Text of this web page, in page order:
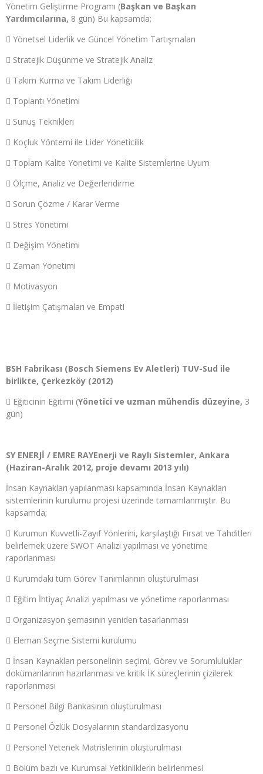
Yönetim Geliştirme Programı (Başkan ve Başkan
Yardımcılarına, 8 gün) Bu kapsamda;
 Yönetsel Liderlik ve Güncel Yönetim Tartışmaları
 Stratejik Düşünme ve Stratejik Analiz
 Takım Kurma ve Takım Liderliği
 Toplantı Yönetimi
 Sunuş Teknikleri
 Koçluk Yöntemi ile Lider Yöneticilik
 Toplam Kalite Yönetimi ve Kalite Sistemlerine Uyum
 Ölçme, Analiz ve Değerlendirme
 Sorun Çözme / Karar Verme
 Stres Yönetimi
 Değişim Yönetimi
 Zaman Yönetimi
 Motivasyon
 İletişim Çatışmaları ve Empati
BSH Fabrikası (Bosch Siemens Ev Aletleri) TUV-Sud ile
birlikte, Çerkezköy (2012)
 Eğiticinin Eğitimi (Yönetici ve uzman mühendis düzeyine, 3
gün)
SY ENERJİ / EMRE RAYEnerji ve Raylı Sistemler, Ankara
(Haziran-Aralık 2012, proje devamı 2013 yılı)
İnsan Kaynakları yapılanması kapsamında İnsan Kaynakları
sistemlerinin kurulumu projesi üzerinde tamamlanmıştır. Bu
kapsamda;
 Kurumun Kuvvetli-Zayıf Yönlerini, karşılaştığı Fırsat ve Tahditleri
belirlemek üzere SWOT Analizi yapılması ve yönetime
raporlanması
 Kurumdaki tüm Görev Tanımlarının oluşturulması
 Eğitim İhtiyaç Analizi yapılması ve yönetime raporlanması
 Organizasyon şemasının yeniden tasarlanması
 Eleman Seçme Sistemi kurulumu
 İnsan Kaynakları personelinin seçimi, Görev ve Sorumluluklar
dokümanlarının hazırlanması ve kritik İK süreçlerinin çizilerek
raporlanması
 Personel Bilgi Bankasının oluşturulması
 Personel Özlük Dosyalarının standardizasyonu
 Personel Yetenek Matrislerinin oluşturulması
 Bölüm bazlı ve Kurumsal Yetkinliklerin belirlenmesi